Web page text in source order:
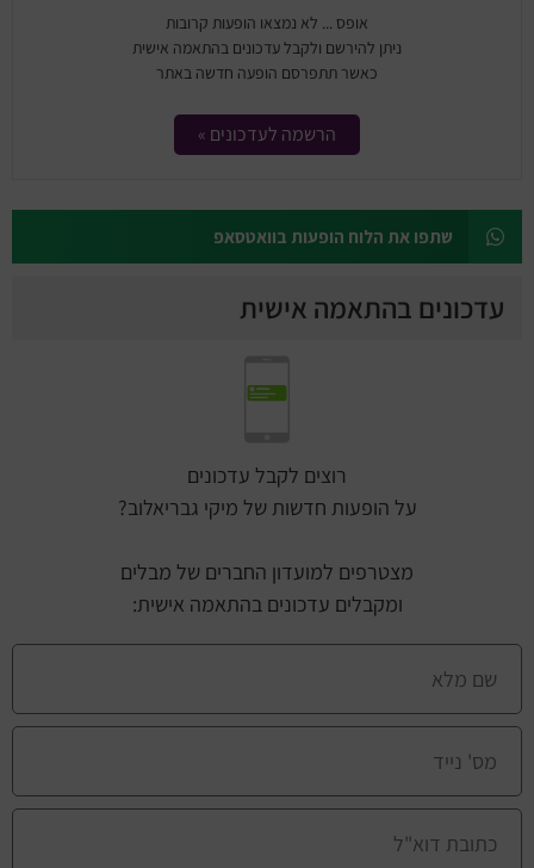
אופס ... לא נמצאו הופעות קרובות
ניתן להירשם ולקבל עדכונים בהתאמה אישית
כאשר תתפרסם הופעה חדשה באתר
הרשמה לעדכונים »
שתפו את הלוח הופעות בוואטסאפ
עדכונים בהתאמה אישית
רוצים לקבל עדכונים
על הופעות חדשות של מיקי גבריאלוב?
מצטרפים למועדון החברים של מבלים
ומקבלים עדכונים בהתאמה אישית: